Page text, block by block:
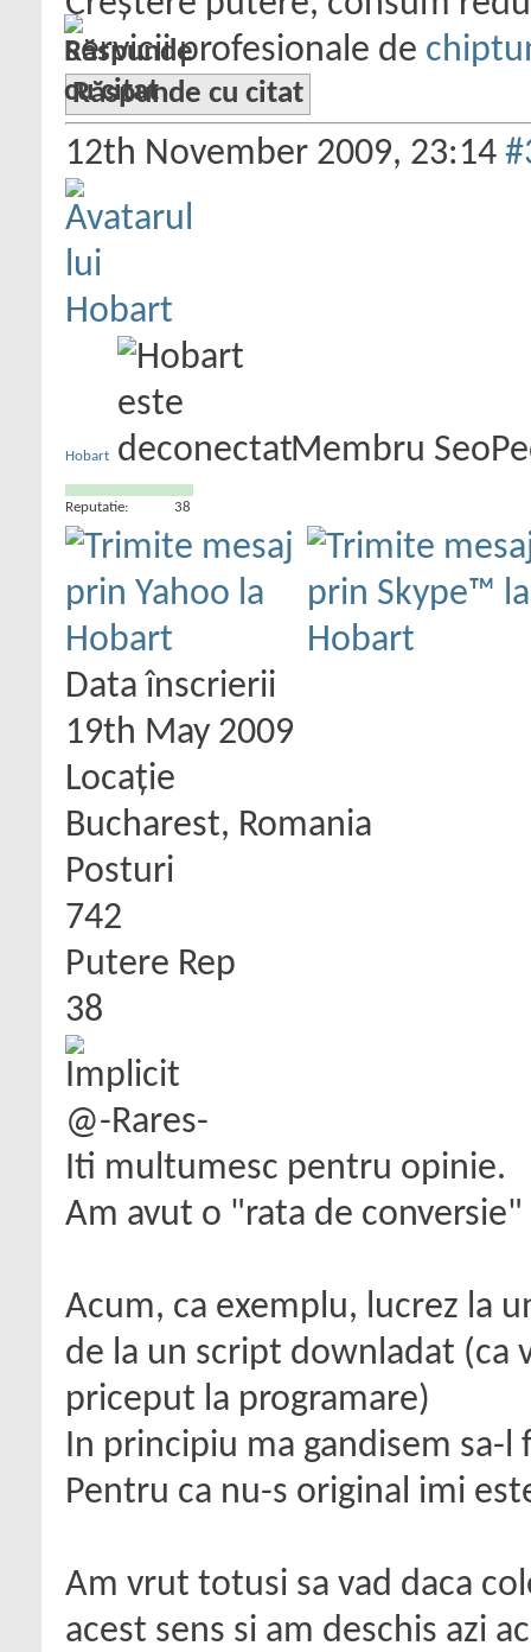
servicii profesionale de
Răspunde cu citat
12th November 2009, 23:14
Hobart Membru
Reputatie: 38
Data înscrierii
19th May 2009
Locaţie
Bucharest, Romania
Posturi
742
Putere Rep
38
@-Rares-
Iti multumesc pentru opinie.
Am avut o "rata de
Acum, ca exemplu, lucrez la
de la un script downladat (ca
priceput la programare)
In principiu ma gandisem sa-l
Pentru ca nu-s original imi
Am vrut totusi sa vad daca
acest sens si am deschis azi